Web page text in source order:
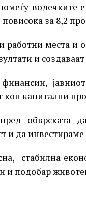
водечките
за 8,2
работни места и
и
кон капитални
обврската
и да инвестираме
стабилна
и подобар